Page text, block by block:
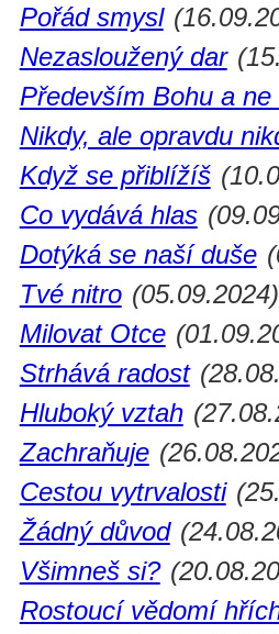
Pořád smysl
Nezasloužený dar
Především Bohu a ne
Nikdy, ale opravdu
Když se přiblížíš
Co vydává hlas
Dotýká se naší duše
Tvé nitro (05.09.2024)
Milovat Otce
Strhává radost
Hluboký vztah
Zachraňuje
Cestou vytrvalosti
Žádný důvod
Všimneš si?
Rostoucí vědomí